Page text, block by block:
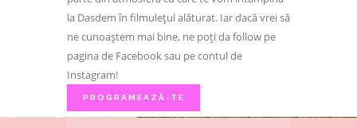
la Dasdem în filmulețul alăturat. Iar dacă vrei să
ne cunoaștem mai bine, ne poți da follow pe
pagina de Facebook sau pe contul de
Instagram!
PROGRAMEAZĂ-TE